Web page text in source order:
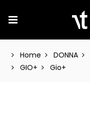
Home DONNA
GIO+
Gio+